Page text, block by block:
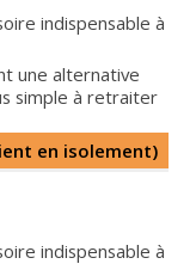
indispensable à
une alternative
simple à retraiter
en isolement)
indispensable à